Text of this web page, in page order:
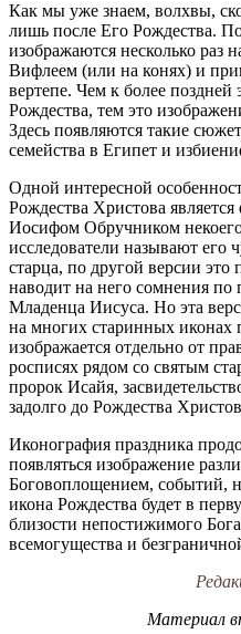
Как мы уже знаем, волхвы,
лишь после Его Рождества.
изображаются несколько раз
Вифлеем (или на конях) и
вертепе. Чем к более поздней
Рождества, тем это
Здесь появляются такие
семейства в Египет и
Одной интересной
Рождества Христова
Иосифом Обручником
исследователи называют
старца, по другой версии это
наводит на него сомнения по
Младенца Иисуса. Но эта
на многих старинных иконах
изображается отдельно от
росписях рядом со святым
пророк Исайя,
задолго до Рождества
Иконография праздника
появляться изображение
Боговоплощением, событий,
икона Рождества будет в
близости непостижимого
всемогущества и
Материал